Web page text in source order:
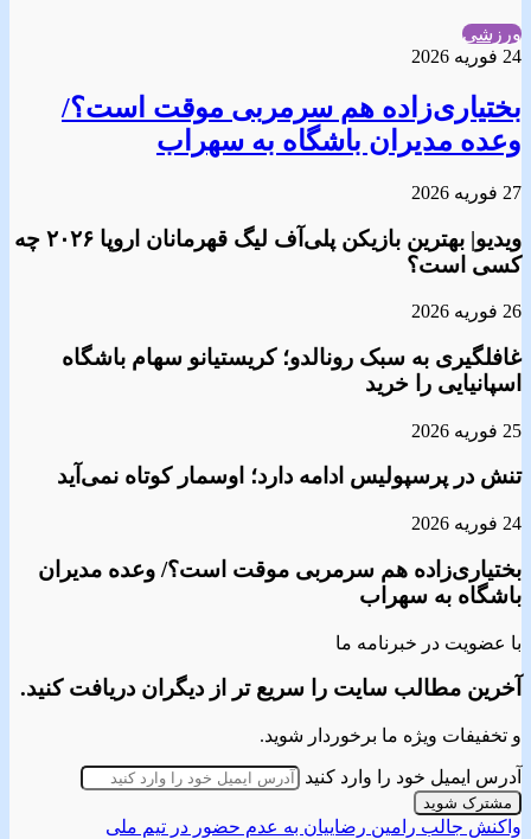
ورزشی
24 فوریه 2026
بختیاری‌زاده هم سرمربی موقت است؟/
وعده مدیران باشگاه به سهراب
27 فوریه 2026
ویدیو| بهترین بازیکن پلی‌آف لیگ قهرمانان‌ اروپا ۲۰۲۶ چه
کسی است؟
26 فوریه 2026
غافلگیری به سبک رونالدو؛ کریستیانو سهام باشگاه
اسپانیایی را خرید
25 فوریه 2026
تنش در پرسپولیس ادامه دارد؛ اوسمار کوتاه نمی‌آید
24 فوریه 2026
بختیاری‌زاده هم سرمربی موقت است؟/ وعده مدیران
باشگاه به سهراب
با عضویت در خبرنامه ما
آخرین مطالب سایت را سریع تر از دیگران دریافت کنید.
و تخفیفات ویژه ما برخوردار شوید.
آدرس ایمیل خود را وارد کنید
واکنش جالب رامین رضاییان به عدم حضور در تیم ملی